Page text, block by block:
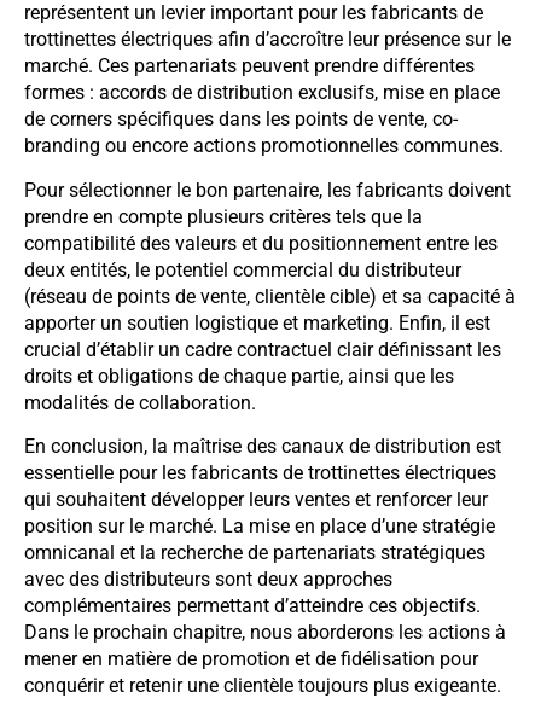
représentent un levier important pour les fabricants de
trottinettes électriques afin d’accroître leur présence sur le
marché. Ces partenariats peuvent prendre différentes
formes : accords de distribution exclusifs, mise en place
de corners spécifiques dans les points de vente, co-
branding ou encore actions promotionnelles communes.
Pour sélectionner le bon partenaire, les fabricants doivent
prendre en compte plusieurs critères tels que la
compatibilité des valeurs et du positionnement entre les
deux entités, le potentiel commercial du distributeur
(réseau de points de vente, clientèle cible) et sa capacité à
apporter un soutien logistique et marketing. Enfin, il est
crucial d’établir un cadre contractuel clair définissant les
droits et obligations de chaque partie, ainsi que les
modalités de collaboration.
En conclusion, la maîtrise des canaux de distribution est
essentielle pour les fabricants de trottinettes électriques
qui souhaitent développer leurs ventes et renforcer leur
position sur le marché. La mise en place d’une stratégie
omnicanal et la recherche de partenariats stratégiques
avec des distributeurs sont deux approches
complémentaires permettant d’atteindre ces objectifs.
Dans le prochain chapitre, nous aborderons les actions à
mener en matière de promotion et de fidélisation pour
conquérir et retenir une clientèle toujours plus exigeante.